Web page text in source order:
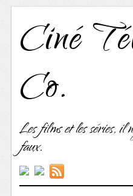
Ciné
Co.
Les films et les séries,
faux.